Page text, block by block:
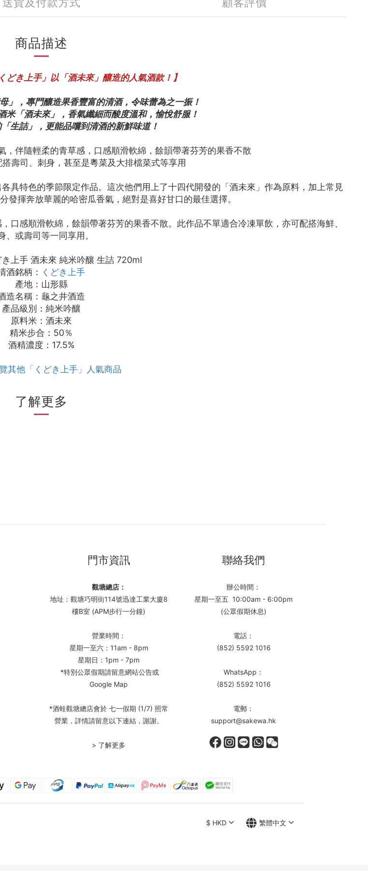
商品描述
どき上手」以「酒未來」釀造的人氣酒款！】
」，專門釀造果香豐富的清酒，令味蕾為之一振！
米「酒未來」，香氣纖細而酸度溫和，愉悅舒服！
生詰」，更能品嚐到清酒的新鮮味道！
，伴隨輕柔的青草感，口感順滑軟綿，餘韻帶著芬芳的果香不散
壽司、刺身，甚至是粵菜及大排檔菜式等享用
具特色的季節限定作品。這次他們用上了十四代開發的「酒未來」作為原料，加上常見
發揮奔放華麗的哈密瓜香氣，絕對是喜好甘口的最佳選擇。
口感順滑軟綿，餘韻帶著芬芳的果香不散。此作品不單適合冷凍單飲，亦可配搭海鮮、
、或壽司等一同享用。
上手 酒未來 純米吟釀 生詰 720ml
酒銘柄： くどき上手
產地：山形縣
造名稱：龜之井酒造
產品級別：純米吟釀
原料米：酒未來
精米步合：50％
酒精濃度：17.5%
其他「くどき上手」人氣商品
了解更多
門市資訊
觀塘總店：
地址：觀塘巧明街114號迅達工業大廈8
樓B室 (APM步行一分鐘)
營業時間：
星期一至六：11am - 8pm
星期日：1pm - 7pm
*特別公眾假期請留意網站公告或
Google Map
*酒蛙觀塘總店會於 七一假期 (1/7) 照常
營業，詳情請留意以下連結，謝謝。
> 了解更多
聯絡我們
辦公時間：
星期一至五 10:00am - 6:00pm
(公眾假期休息)
電話：
(852) 5592 1016
WhatsApp：
(852) 5592 1016
電郵：
support@sakewa.hk
$ HKD 繁體中文